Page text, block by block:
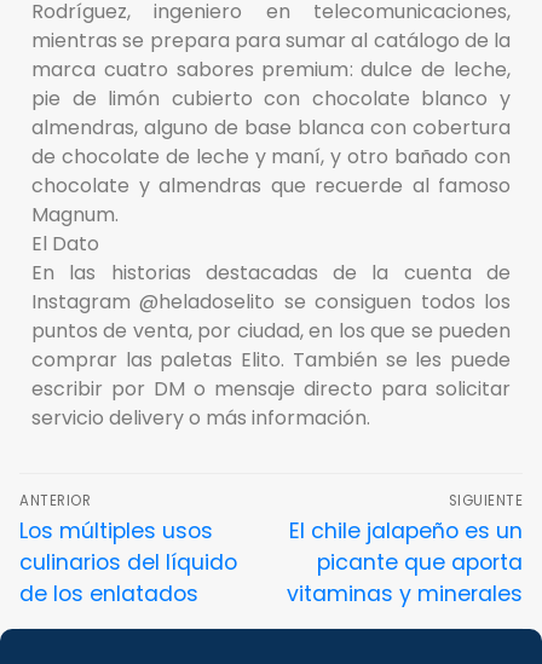
Rodríguez, ingeniero en telecomunicaciones,
mientras se prepara para sumar al catálogo de la
marca cuatro sabores premium: dulce de leche,
pie de limón cubierto con chocolate blanco y
almendras, alguno de base blanca con cobertura
de chocolate de leche y maní, y otro bañado con
chocolate y almendras que recuerde al famoso
Magnum.
El Dato
En las historias destacadas de la cuenta de
Instagram @heladoselito se consiguen todos los
puntos de venta, por ciudad, en los que se pueden
comprar las paletas Elito. También se les puede
escribir por DM o mensaje directo para solicitar
servicio delivery o más información.
ANTERIOR
Los múltiples usos
culinarios del líquido
de los enlatados
SIGUIENTE
El chile jalapeño es un
picante que aporta
vitaminas y minerales